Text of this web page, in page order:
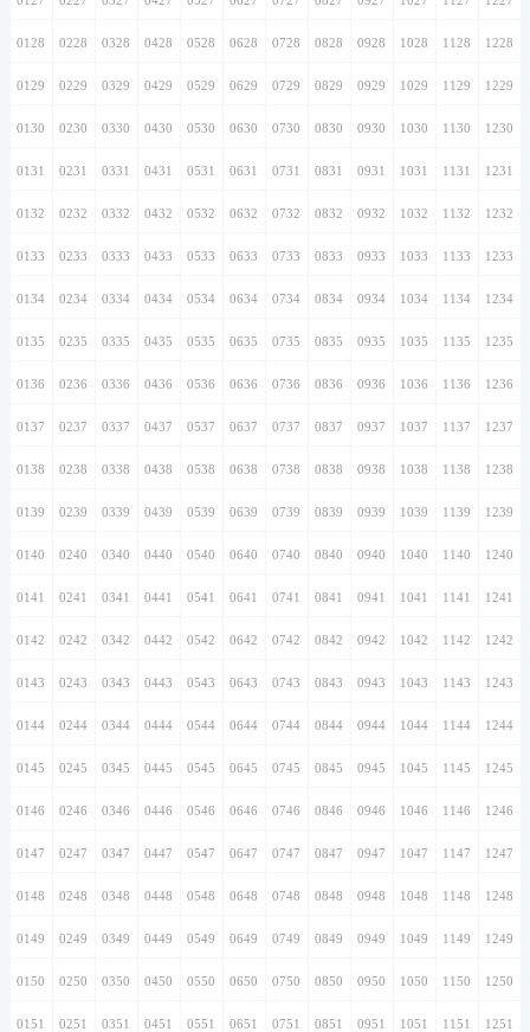
0128 0228 0328 0428 0528 0628 0728 0828 0928 1028 1128 1228
0129 0229 0329 0429 0529 0629 0729 0829 0929 1029 1129 1229
0130 0230 0330 0430 0530 0630 0730 0830 0930 1030 1130 1230
0131 0231 0331 0431 0531 0631 0731 0831 0931 1031 1131 1231
0132 0232 0332 0432 0532 0632 0732 0832 0932 1032 1132 1232
0133 0233 0333 0433 0533 0633 0733 0833 0933 1033 1133 1233
0134 0234 0334 0434 0534 0634 0734 0834 0934 1034 1134 1234
0135 0235 0335 0435 0535 0635 0735 0835 0935 1035 1135 1235
0136 0236 0336 0436 0536 0636 0736 0836 0936 1036 1136 1236
0137 0237 0337 0437 0537 0637 0737 0837 0937 1037 1137 1237
0138 0238 0338 0438 0538 0638 0738 0838 0938 1038 1138 1238
0139 0239 0339 0439 0539 0639 0739 0839 0939 1039 1139 1239
0140 0240 0340 0440 0540 0640 0740 0840 0940 1040 1140 1240
0141 0241 0341 0441 0541 0641 0741 0841 0941 1041 1141 1241
0142 0242 0342 0442 0542 0642 0742 0842 0942 1042 1142 1242
0143 0243 0343 0443 0543 0643 0743 0843 0943 1043 1143 1243
0144 0244 0344 0444 0544 0644 0744 0844 0944 1044 1144 1244
0145 0245 0345 0445 0545 0645 0745 0845 0945 1045 1145 1245
0146 0246 0346 0446 0546 0646 0746 0846 0946 1046 1146 1246
0147 0247 0347 0447 0547 0647 0747 0847 0947 1047 1147 1247
0148 0248 0348 0448 0548 0648 0748 0848 0948 1048 1148 1248
0149 0249 0349 0449 0549 0649 0749 0849 0949 1049 1149 1249
0150 0250 0350 0450 0550 0650 0750 0850 0950 1050 1150 1250
0151 0251 0351 0451 0551 0651 0751 0851 0951 1051 1151 1251